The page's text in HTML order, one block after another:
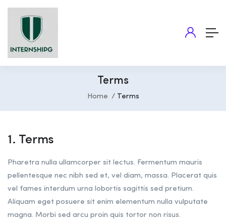
Terms
Home Terms
1. Terms
Pharetra nulla ullamcorper sit lectus. Fermentum mauris
pellentesque nec nibh sed et, vel diam, massa. Placerat quis
vel fames interdum urna lobortis sagittis sed pretium.
Aliquam eget posuere sit enim elementum nulla vulputate
magna. Morbi sed arcu proin quis tortor non risus.